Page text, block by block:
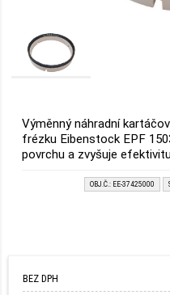
Výměnný náhradní
frézku Eibenstock EPF
povrchu a zvyšuje
OBJ.Č.: EE-37425000
BEZ DPH